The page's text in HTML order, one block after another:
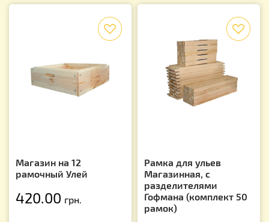
Магазин на 12
рамочный Улей
420.00 грн.
Рамка для ульев
Магазинная, с
разделителями
Гофмана (комплект 50
рамок)